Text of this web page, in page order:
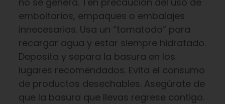
emboltorios, empaques o embalajes
innecesarios. Usa un “tomatodo” para
recargar agua y estar siempre hidratado.
Deposita y separa la basura en los
lugares recomendados. Evita el consumo
de productos desechables. Asegúrate de
que la basura que llevas regrese contigo.